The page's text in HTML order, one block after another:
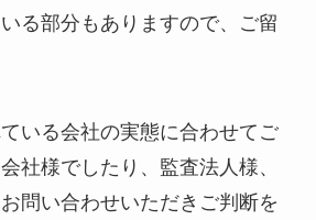
る部分もありますので、ご留
いる会社の実態に合わせてご
社様でしたり、監査法人様、
問い合わせいただきご判断を